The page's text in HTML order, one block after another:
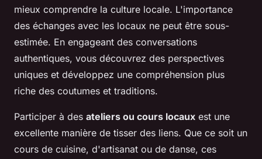
mieux comprendre la culture locale. L'importance
des échanges avec les locaux ne peut être sous-
estimée. En engageant des conversations
authentiques, vous découvrez des perspectives
uniques et développez une compréhension plus
riche des coutumes et traditions.
Participer à des ateliers ou cours locaux est une
excellente manière de tisser des liens. Que ce soit un
cours de cuisine, d'artisanat ou de danse, ces